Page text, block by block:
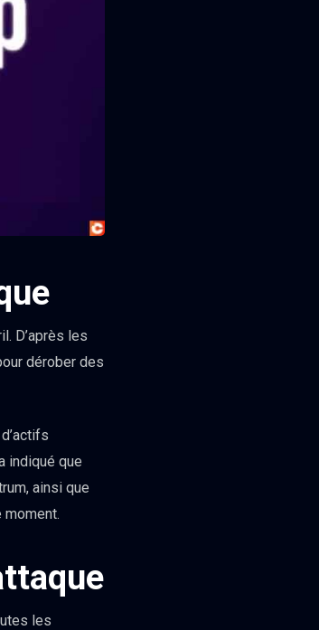
D’après les
dérober des
indiqué que
ainsi que
moment.
les